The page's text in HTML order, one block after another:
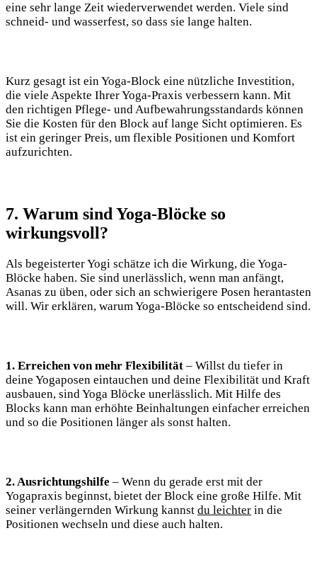
eine sehr lange ⁢Zeit ⁢wiederverwendet werden. Viele sind
schneid- und wasserfest, so dass sie lange halten.
Kurz gesagt ist ein Yoga-Block eine nützliche Investition,
die‌ viele ⁢Aspekte ⁢Ihrer Yoga-Praxis‌ verbessern kann. Mit
den​ richtigen Pflege- und ⁢Aufbewahrungsstandards können
Sie die Kosten⁤ für den Block ​auf lange ⁤Sicht ⁤optimieren. Es
ist ein geringer Preis, um flexible Positionen und Komfort
aufzurichten.
7. Warum sind⁢ Yoga-Blöcke so⁣
wirkungsvoll?
Als begeisterter Yogi schätze ich die Wirkung, die Yoga-
Blöcke haben. Sie sind unerlässlich, wenn man anfängt,
Asanas zu ⁣üben, oder sich an schwierigere ⁣Posen herantasten
will. Wir erklären, warum Yoga-Blöcke so entscheidend sind.
1. Erreichen von mehr Flexibilität – ⁢Willst⁢ du tiefer in
deine Yogaposen eintauchen und deine Flexibilität und⁤ Kraft
ausbauen, sind ⁤Yoga Blöcke unerlässlich. ​Mit Hilfe des
Blocks kann man erhöhte Beinhaltungen einfacher erreichen
und so‍ die ‍Positionen​ länger als sonst halten.
2. ⁢Ausrichtungshilfe – ​Wenn du​ gerade‌ erst ⁤mit der
Yogapraxis beginnst, bietet der ‍Block eine große Hilfe. Mit
seiner ⁤verlängernden Wirkung kannst du leichter in die
Positionen wechseln und diese‌ auch​ halten.